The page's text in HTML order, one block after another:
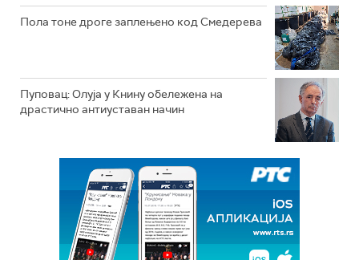
Пола тоне дроге заплењено код Смедерева
Пуповац: Олуја у Книну обележена на
драстично антиуставан начин